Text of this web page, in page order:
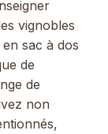
vignobles
sac à dos
de
de
non